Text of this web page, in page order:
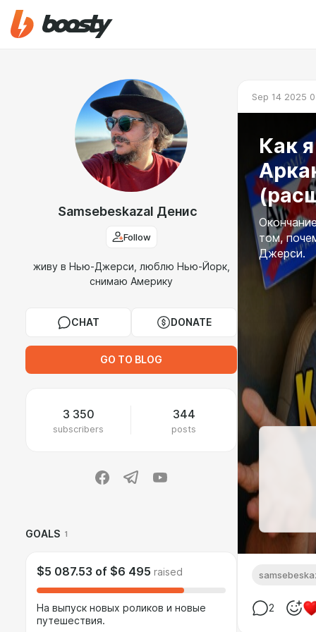
Samsebeskazal Денис
Follow
живу в Нью-Джерси, люблю Нью-Йорк,
снимаю Америку
CHAT DONATE
GO TO BLOG
3 350
subscribers
344
posts
GOALS 1
$5 087.53 of $6 495 raised
На выпуск новых роликов и новые
путешествия.
Sep 14 2025
Как
том,
Джерси.
2